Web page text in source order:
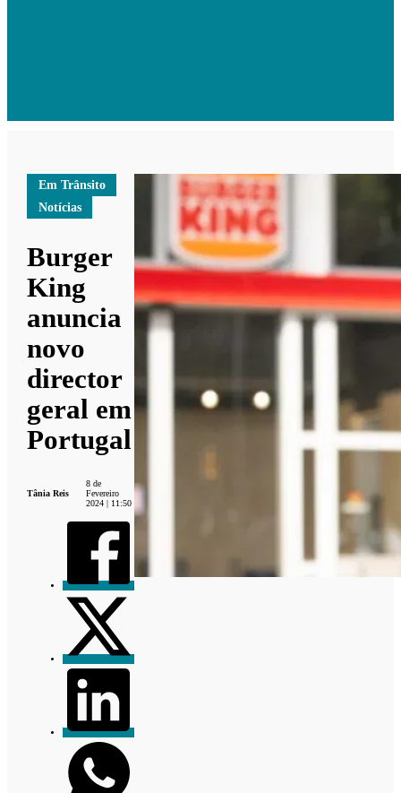
Em Trânsito
Notícias
Burger
King
anuncia
novo
director
geral em
Portugal
Tânia Reis
8 de
Fevereiro
2024 | 11:50